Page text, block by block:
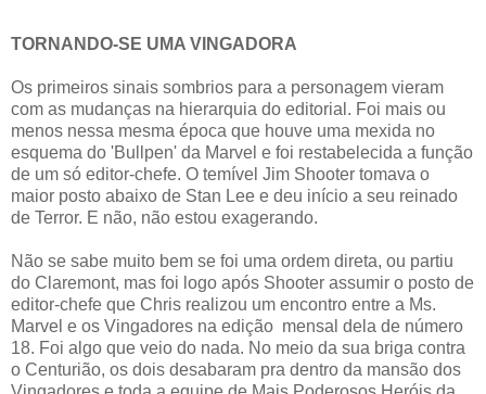
TORNANDO-SE UMA VINGADORA
Os primeiros sinais sombrios para a personagem vieram
com as mudanças na hierarquia do editorial. Foi mais ou
menos nessa mesma época que houve uma mexida no
esquema do 'Bullpen' da Marvel e foi restabelecida a função
de um só editor-chefe. O temível Jim Shooter tomava o
maior posto abaixo de Stan Lee e deu início a seu reinado
de Terror. E não, não estou exagerando.
Não se sabe muito bem se foi uma ordem direta, ou partiu
do Claremont, mas foi logo após Shooter assumir o posto de
editor-chefe que Chris realizou um encontro entre a Ms.
Marvel e os Vingadores na edição mensal dela de número
18. Foi algo que veio do nada. No meio da sua briga contra
o Centurião, os dois desabaram pra dentro da mansão dos